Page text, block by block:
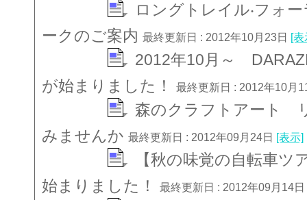
ロングトレイル‧フォ
ークのご案内 最終更新日 : 2012年10月23日 [表
2012年10月～
が始まりました！
最終更新日 : 2012年10月
森のクラフトアート
みませんか 最終更新日 : 2012年09月24日 [表示]
【秋の味覚の自転車
始まりました！
最終更新日 : 2012年09月14日